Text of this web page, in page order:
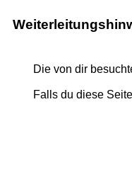
Die von dir
Falls du diese